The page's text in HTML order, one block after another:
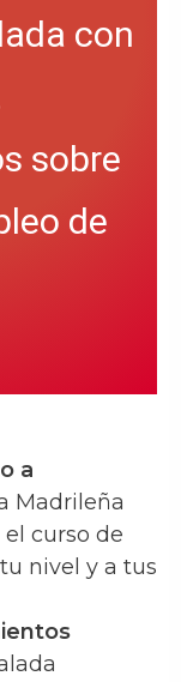
con
sobre
de
a
Madrileña
curso de
nivel y a tus